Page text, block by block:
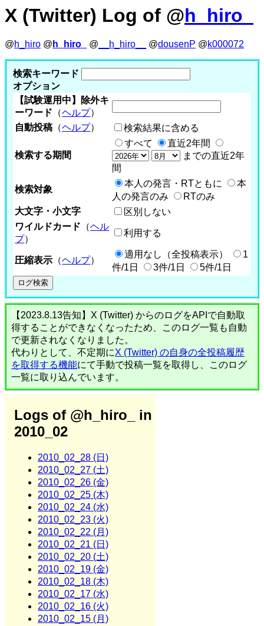
X (Twitter) Log of @h_hiro_
@h_hiro @ h_hiro_ @ __h_hiro__ @dousenP @k000072
検索キーワード
オプション
【試験運用中】除外キ
ーワード （ヘルプ）
自動投稿 （ヘルプ） 検索結果に含める
検索する期間
すべて
直近2年間
までの直近2年
間
検索対象
本人の発言・RTともに
本
人の発言のみ
RTのみ
大文字・小文字
区別しない
ワイルドカード （ヘル
プ）
利用する
圧縮表示 （ヘルプ）
適用なし（全投稿表示）
1
件/1日
3件/1日 5件/1日
【2023.8.13告知】X (Twitter) からのログをAPIで自動取
得することができなくなったため、このログ一覧も自動
で更新されなくなりました。
代わりとして、不定期にX (Twitter) の自身の全投稿履歴
を取得する機能にて手動で投稿一覧を取得し、このログ
一覧に取り込んでいます。
Logs of @h_hiro_ in
2010_02
2010_02_28 (日)
2010_02_27 (土)
2010_02_26 (金)
2010_02_25 (木)
2010_02_24 (水)
2010_02_23 (火)
2010_02_22 (月)
2010_02_21 (日)
2010_02_20 (土)
2010_02_19 (金)
2010_02_18 (木)
2010_02_17 (水)
2010_02_16 (火)
2010_02_15 (月)